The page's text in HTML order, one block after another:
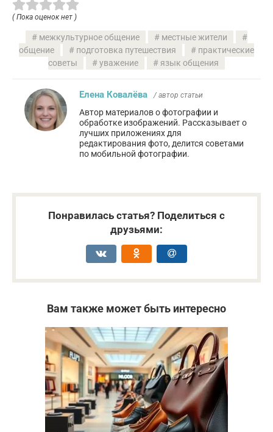
( Пока оценок нет )
межкультурное общение
местные жители
общение
подготовка путешествия
практические
советы
уважение язык общения
Елена Ковалёва / автор статьи
Автор материалов о фотографии и
обработке изображений. Рассказывает о
лучших приложениях для
редактирования фото, делится советами
по мобильной фотографии.
Понравилась статья? Поделиться с
друзьями:
Вам также может быть интересно